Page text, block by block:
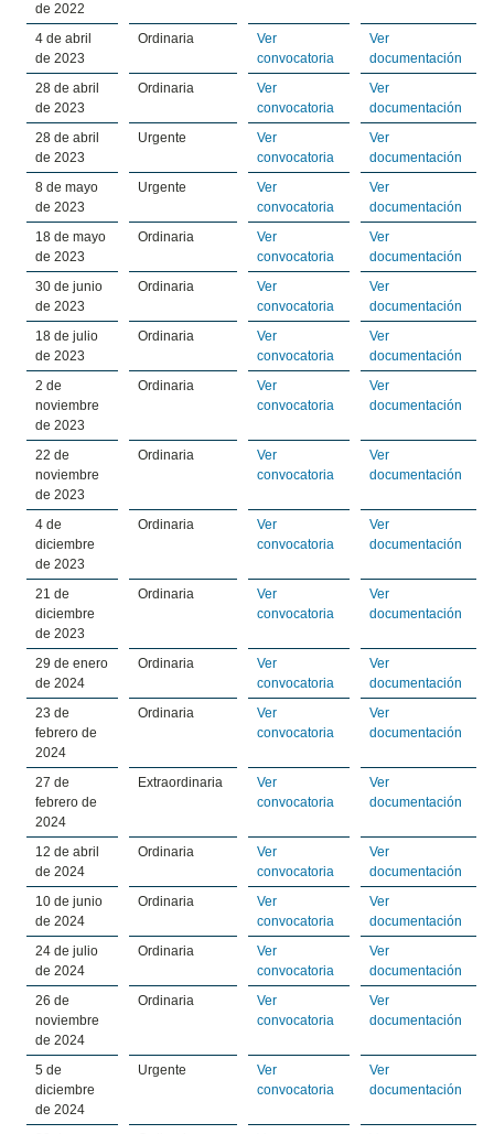
de 2022
4 de abril
de 2023
Ordinaria
Ver
convocatoria
Ver
documentación
28 de abril
de 2023
Ordinaria
Ver
convocatoria
Ver
documentación
28 de abril
de 2023
Urgente
Ver
convocatoria
Ver
documentación
8 de mayo
de 2023
Urgente
Ver
convocatoria
Ver
documentación
18 de mayo
de 2023
Ordinaria
Ver
convocatoria
Ver
documentación
30 de junio
de 2023
Ordinaria
Ver
convocatoria
Ver
documentación
18 de julio
de 2023
Ordinaria
Ver
convocatoria
Ver
documentación
2 de
noviembre
de 2023
Ordinaria
Ver
convocatoria
Ver
documentación
22 de
noviembre
de 2023
Ordinaria
Ver
convocatoria
Ver
documentación
4 de
diciembre
de 2023
Ordinaria
Ver
convocatoria
Ver
documentación
21 de
diciembre
de 2023
Ordinaria
Ver
convocatoria
Ver
documentación
29 de enero
de 2024
Ordinaria
Ver
convocatoria
Ver
documentación
23 de
febrero de
2024
Ordinaria
Ver
convocatoria
Ver
documentación
27 de
febrero de
2024
Extraordinaria
Ver
convocatoria
Ver
documentación
12 de abril
de 2024
Ordinaria
Ver
convocatoria
Ver
documentación
10 de junio
de 2024
Ordinaria
Ver
convocatoria
Ver
documentación
24 de julio
de 2024
Ordinaria
Ver
convocatoria
Ver
documentación
26 de
noviembre
de 2024
Ordinaria
Ver
convocatoria
Ver
documentación
5 de
diciembre
de 2024
Urgente
Ver
convocatoria
Ver
documentación